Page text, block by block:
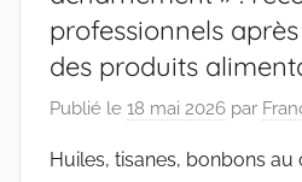
professionnels
des produits
Publié le 18 mai 2026 par
Huiles, tisanes, bonbons